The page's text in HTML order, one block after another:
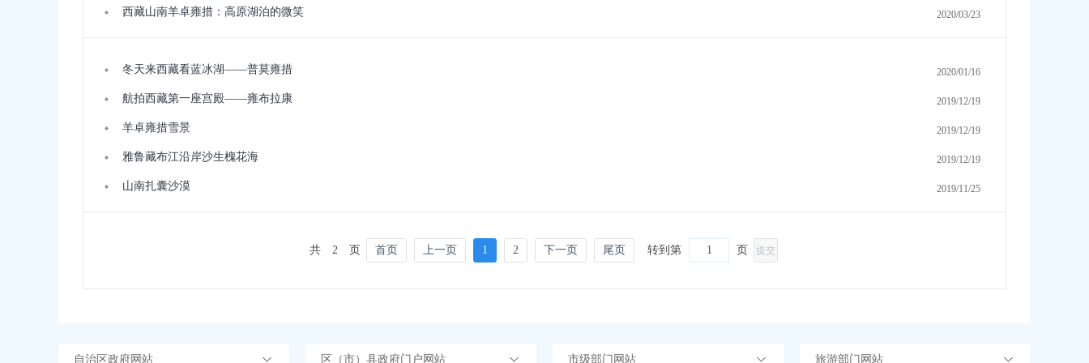
西藏山南羊卓雍措：高原湖泊的微笑 2020/03/23
冬天来西藏看蓝冰湖——普莫雍措 2020/01/16
航拍西藏第一座宫殿——雍布拉康 2019/12/19
羊卓雍措雪景 2019/12/19
雅鲁藏布江沿岸沙生槐花海 2019/12/19
山南扎囊沙漠 2019/11/25
共 2 页 首页 上一页 1 2 下一页 尾页 转到第 页 提交
自治区政府网站 区（市）县政府门户网站 市级部门网站 旅游部门网站